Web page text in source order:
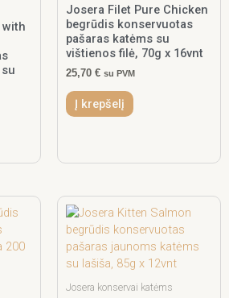
with
Josera Filet Pure Chicken
begrūdis konservuotas
pašaras katėms su
vištienos filė, 70g x 16vnt
25,70 € su PVM
Į krepšelį
Josera konservai katėms